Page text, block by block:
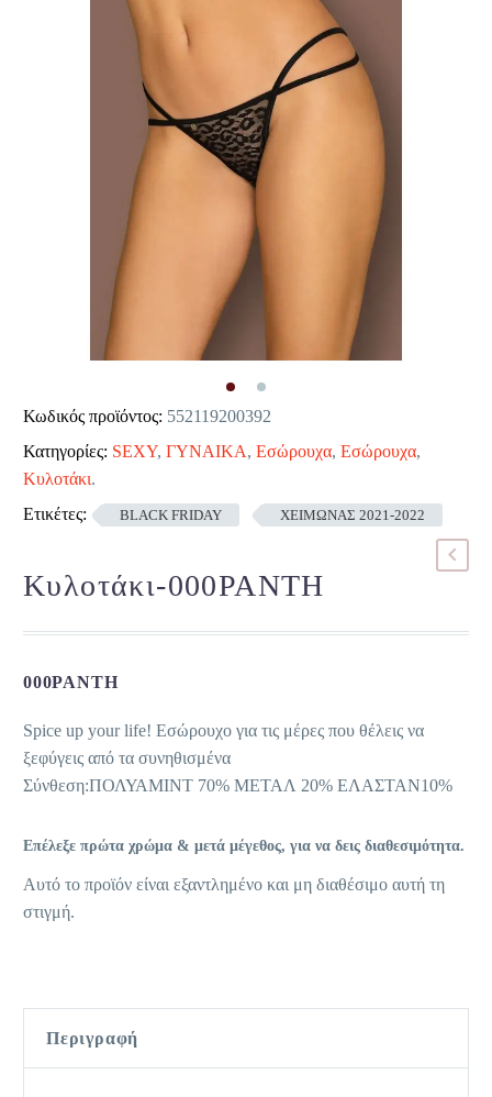
Κωδικός προϊόντος: 552119200392
Κατηγορίες: SEXY, ΓΥΝΑΙΚΑ, Εσώρουχα, Εσώρουχα,
Κυλοτάκι.
Ετικέτες:
BLACK FRIDAY ΧΕΙΜΩΝΑΣ 2021-2022
Κυλοτάκι-000PANTH
000PANTH
Spice up your life! Εσώρουχο για τις μέρες που θέλεις να
ξεφύγεις από τα συνηθισμένα
Σύνθεση:ΠΟΛΥΑΜΙΝΤ 70% ΜΕΤΑΛ 20% ΕΛΑΣΤΑΝ10%
Επέλεξε πρώτα χρώμα & μετά μέγεθος, για να δεις διαθεσιμότητα.
Αυτό το προϊόν είναι εξαντλημένο και μη διαθέσιμο αυτή τη
στιγμή.
Περιγραφή